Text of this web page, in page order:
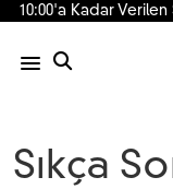
10:00'a Kadar
Sıkça